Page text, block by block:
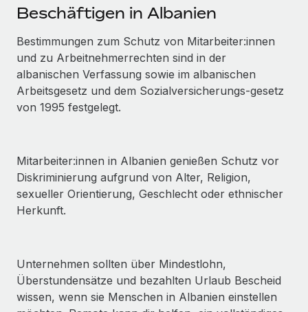
Tools
DIENSTLEISTUNGEN
Frag unsere Expert:innen
Hilfe von Expert:innen für globale HR & Compliance
Compliance Watchtower
Lückenlose Compliance
Geräten
Gründung von Niederlassungen
Schnelle, rechtssichere Gründung von
Partner werden
Entdecke die Möglichkeiten einer Partnerschaft
Remote Build
Demnächst verfügbar
Beratung zu Integrationen und KI-Automatisierung
So hat der KI-Vorreiter Weaviate sein Team mit
Remote um 120 % vergrößert
Weaviate auf einen Blick Weaviate entwickelt KI-basierte
Open-Source-Infrastrukturen. Das...
Revolution des Enterprise Contractor
Managements – die Erfolgsgeschichte einer
Events
Newsroom
Informationen zu Gehältern und Qualifikationen
Insights Center
BLOG
Globale Payroll
Steuern
Beschäftigen in Albanien
Bestimmungen zum Schutz von Mitarbeiter:innen
und zu Arbeitnehmer­rechten sind in der
albanischen Verfassung sowie im albanischen
Arbeitsgesetz und dem Sozialversicherungs‑gesetz
von 1995 festgelegt.
Mitarbeiter:innen in Albanien genießen Schutz vor
Diskriminierung aufgrund von Alter, Religion,
sexueller Orientierung, Geschlecht oder ethnischer
Herkunft.
Unternehmen sollten über Mindestlohn,
Überstundensätze und bezahlten Urlaub Bescheid
wissen, wenn sie Menschen in Albanien einstellen